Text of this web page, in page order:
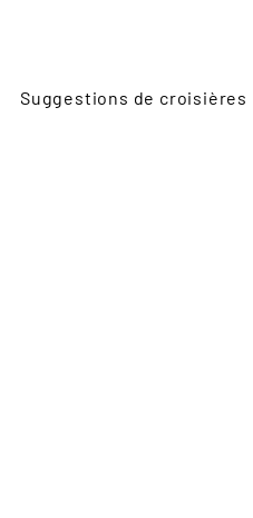
Suggestions de croisières